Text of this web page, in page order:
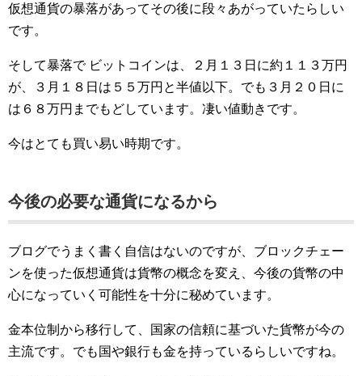
仮想通貨の暴落があってその後に段々あがっていたらしい
です。
そして暴落で ビットコインは、２月１３日に約１１３万円
が、３月１８日は５５万円と半値以下。でも３月２０日に
は６８万円までもどしています。凄い値動きです。
今はとても買い易い時期です。
今後の必要な通貨になるから
ブログでうまく書く自信はないのですが、ブロックチェー
ンを使った仮想通貨は貨幣の概念を変え、今後の貨幣の中
心になっていく可能性を十分に秘めています。
金本位制から移行して、国家の信頼に基づいた貨幣が今の
主流です。でも国や銀行も金を持っているらしいですね。